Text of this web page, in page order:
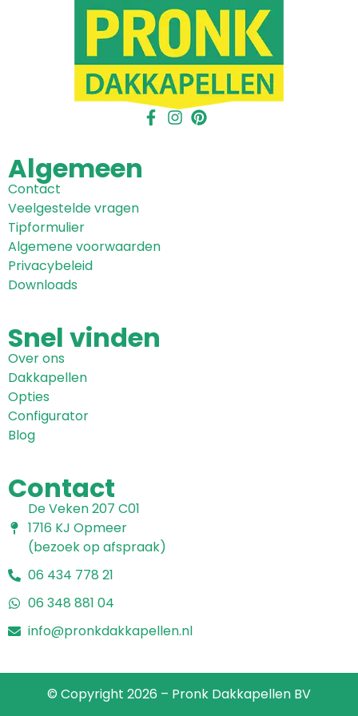
Algemeen
Contact
Veelgestelde vragen
Tipformulier
Algemene voorwaarden
Privacybeleid
Downloads
Snel vinden
Over ons
Dakkapellen
Opties
Configurator
Blog
Contact
De Veken 207 C01
1716 KJ Opmeer
(bezoek op afspraak)
06 434 778 21
06 348 881 04
info@pronkdakkapellen.nl
© Copyright 2026 – Pronk Dakkapellen BV